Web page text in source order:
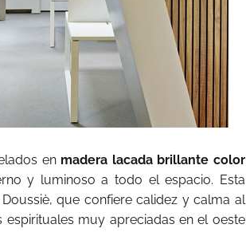
enmadera lacada brillante color
y luminoso a todo el espacio. Esta
que confiere calidez y calma al
muy apreciadas en el oeste